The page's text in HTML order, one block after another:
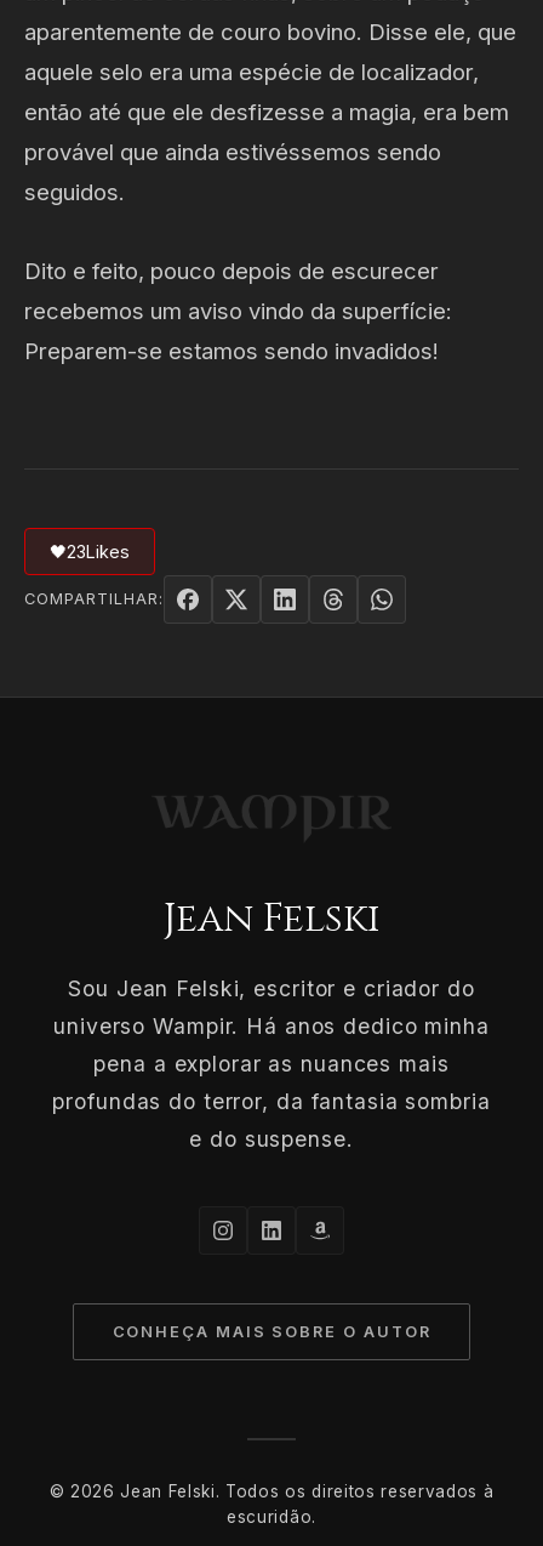
aparentemente de couro bovino. Disse ele, que
aquele selo era uma espécie de localizador,
então até que ele desfizesse a magia, era bem
provável que ainda estivéssemos sendo
seguidos.
Dito e feito, pouco depois de escurecer
recebemos um aviso vindo da superfície:
Preparem-se estamos sendo invadidos!
🖤23Likes
COMPARTILHAR:
Jean Felski
Sou Jean Felski, escritor e criador do
universo Wampir. Há anos dedico minha
pena a explorar as nuances mais
profundas do terror, da fantasia sombria
e do suspense.
CONHEÇA MAIS SOBRE O AUTOR
© 2026 Jean Felski. Todos os direitos reservados à
escuridão.